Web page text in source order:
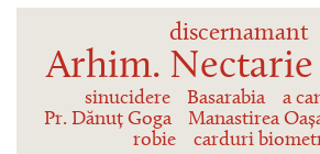
discernamant
Arhim.
sinucidere Basarabia
a
Pr. Dănuț Goga
Manastirea
robie
carduri